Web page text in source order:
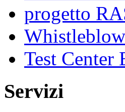
progetto
Test Center
Servizi